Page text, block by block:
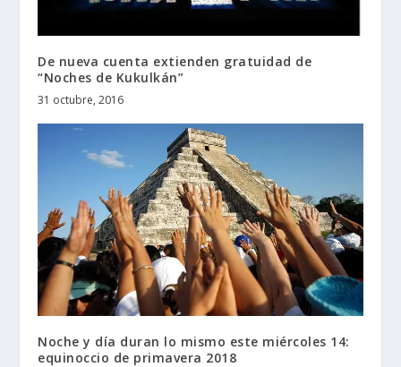
De nueva cuenta extienden gratuidad de
“Noches de Kukulkán”
31 octubre, 2016
Noche y día duran lo mismo este miércoles 14:
equinoccio de primavera 2018